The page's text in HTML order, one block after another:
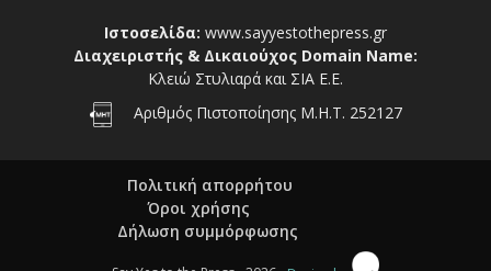
Ιστοσελίδα: www.sayyestothepress.gr
Διαχειριστής & Δικαιούχος Domain Name:
Κλειώ Στυλιαρά και ΣΙΑ Ε.Ε.
Αριθμός Πιστοποίησης Μ.Η.Τ. 252127
Πολιτική απορρήτου
Όροι χρήσης
Δήλωση συμμόρφωσης